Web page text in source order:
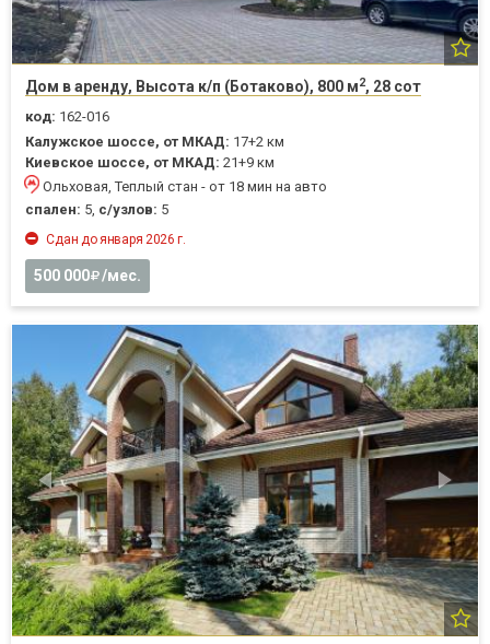
Дом в аренду, Высота к/п (Ботаково), 800 м2, 28 сот
код: 162-016
Калужское шоссе, от МКАД: 17+2 км
Киевское шоссе, от МКАД: 21+9 км
Ольховая, Теплый стан - от 18 мин на авто
спален: 5, с/узлов: 5
Сдан до января 2026 г.
500 000 /мес.